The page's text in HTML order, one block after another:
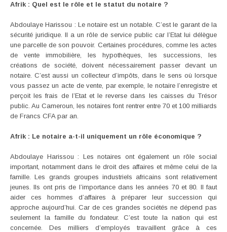
Afrik : Quel est le rôle et le statut du notaire ?
Abdoulaye Harissou : Le notaire est un notable. C’est le garant de la
sécurité juridique. Il a un rôle de service public car l’Etat lui délègue
une parcelle de son pouvoir. Certaines procédures, comme les actes
de vente immobilière, les hypothèques, les successions, les
créations de société, doivent nécessairement passer devant un
notaire. C’est aussi un collecteur d’impôts, dans le sens où lorsque
vous passez un acte de vente, par exemple, le notaire l’enregistre et
perçoit les frais de l’Etat et le reverse dans les caisses du Trésor
public. Au Cameroun, les notaires font rentrer entre 70 et 100 milliards
de Francs CFA par an.
Afrik : Le notaire a-t-il uniquement un rôle économique ?
Abdoulaye Harissou : Les notaires ont également un rôle social
important, notamment dans le droit des affaires et même celui de la
famille. Les grands groupes industriels africains sont relativement
jeunes. Ils ont pris de l’importance dans les années 70 et 80. Il faut
aider ces hommes d’affaires à préparer leur succession qui
approche aujourd’hui. Car de ces grandes sociétés ne dépend pas
seulement la famille du fondateur. C’est toute la nation qui est
concernée. Des milliers d’employés travaillent grâce à ces